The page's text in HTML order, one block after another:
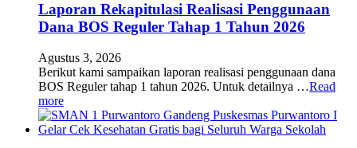
Laporan Rekapitulasi Realisasi Penggunaan
Dana BOS Reguler Tahap 1 Tahun 2026
Agustus 3, 2026
Berikut kami sampaikan laporan realisasi penggunaan dana
BOS Reguler tahap 1 tahun 2026. Untuk detailnya …Read
more